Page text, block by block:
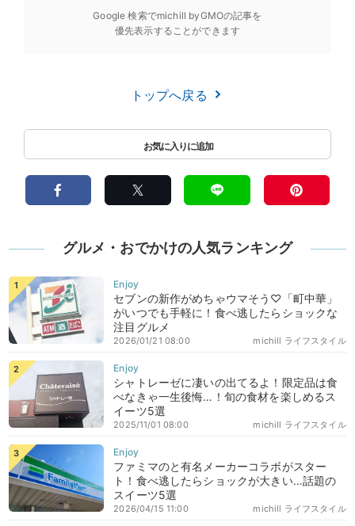
Google 検索でmichill byGMOの記事を
優先表示することができます
トップへ戻る
グルメ・おでかけの人気ランキング
セブンの新作がめちゃウマそう♡「町中華」
がいつでも手軽に！食べ逃したらショックな
注目グルメ
michill ライフスタイル
2026/01/21 08:00
シャトレーゼに凄いの出てるよ！限定品は食
べなきゃ一生後悔…！旬の食材を楽しめるス
イーツ5選
michill ライフスタイル
2025/11/01 08:00
ファミマのと有名メーカーコラボがスター
ト！食べ逃したらショックが大きい…話題の
スイーツ5選
michill ライフスタイル
2026/04/15 11:00